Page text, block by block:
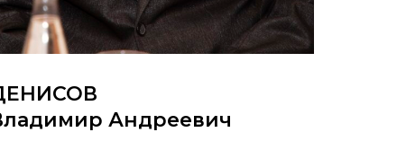
Андреевич